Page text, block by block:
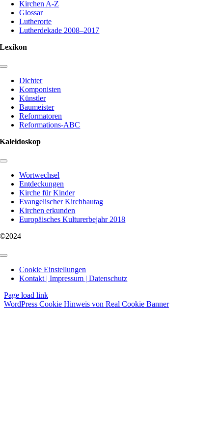
Kirchen A-Z
Glossar
Lutherorte
Lutherdekade 2008–2017
Lexikon
Toggle
Navigation
Dichter
Komponisten
Künstler
Baumeister
Reformatoren
Reformations-ABC
Kaleidoskop
Toggle
NavigationWortwechsel
Entdeckungen
Kirche für Kinder
Evangelischer Kirchbautag
Kirchen erkunden
Europäisches Kulturerbejahr 2018
©2024
Toggle
NavigationCookie Einstellungen
Kontakt | Impressum | Datenschutz
Page load link
WordPress Cookie Hinweis von Real Cookie Banner